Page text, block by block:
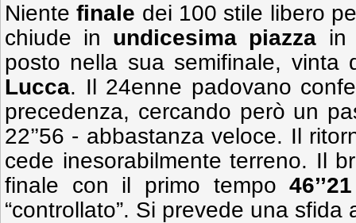
Niente finale dei 100 stile libero
chiude in undicesima piazza
posto nella sua semifinale, vinta
Lucca. Il 24enne padovano
precedenza, cercando però un
22’’56 - abbastanza veloce. Il
cede inesorabilmente terreno. Il
finale con il primo tempo46’’21
“controllato”. Si prevede una sfida